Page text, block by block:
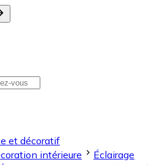
et décoratif
intérieure
Éclairage